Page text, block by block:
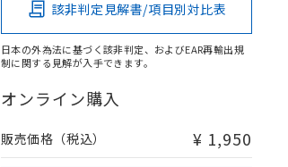
該非判定見解書/項目別対比表
日本の外為法に基づく該非判定、およびEAR再輸出規
制に関する見解が入手できます。
オンライン購入
販売価格（税込） ¥ 1,950